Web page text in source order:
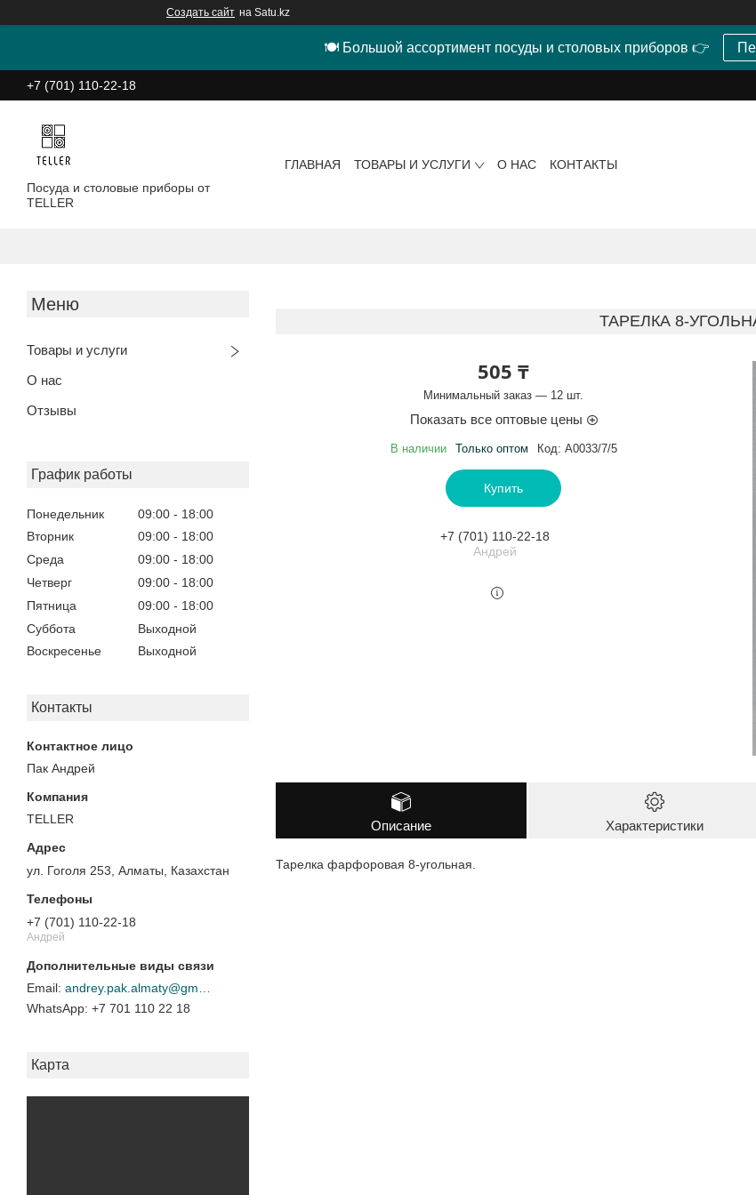
Создать сайт на Satu.kz
🍽 Большой ассортимент посуды и столовых приборов 👉
+7 (701) 110-22-18
Посуда и столовые приборы от
TELLER
ГЛАВНАЯ ТОВАРЫ И УСЛУГИ О НАС КОНТАКТЫ
Товары и услуги
О нас
Отзывы
График работы
Понедельник 09:00
18:00
Вторник
09:00
18:00
Среда
09:00
18:00
Четверг
09:00
18:00
Пятница
09:00
18:00
Суббота
Выходной
Воскресенье
Выходной
Контакты
Пак Андрей
TELLER
ул. Гоголя 253, Алматы, Казахстан
+7 (701) 110-22-18
Андрей
+7 701 110 22 18
Карта
ТАРЕЛКА 8-
505 ₸
Минимальный заказ — 12 шт.
Показать все оптовые цены
В наличии Только оптом Код: A0033/7/5
Купить
+7 (701) 110-22-18
Андрей
Описание Характеристики
Тарелка фарфоровая 8-угольная.